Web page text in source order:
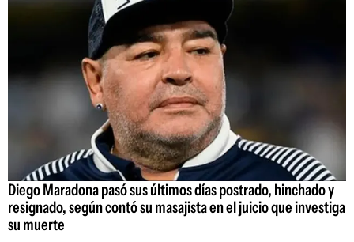
Diego Maradona pasó sus últimos días postrado, hinchado y
resignado, según contó su masajista en el juicio que investiga
su muerte